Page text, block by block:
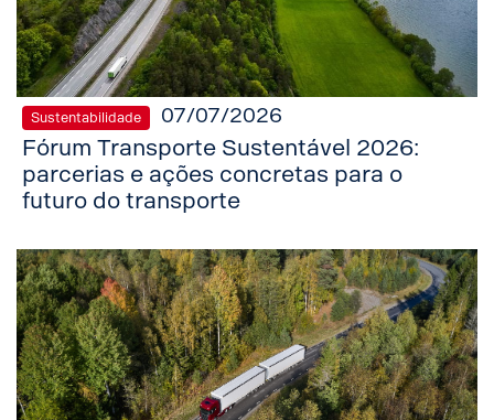
Sustentabilidade 07/07/2026
Fórum Transporte Sustentável 2026:
parcerias e ações concretas para o
futuro do transporte